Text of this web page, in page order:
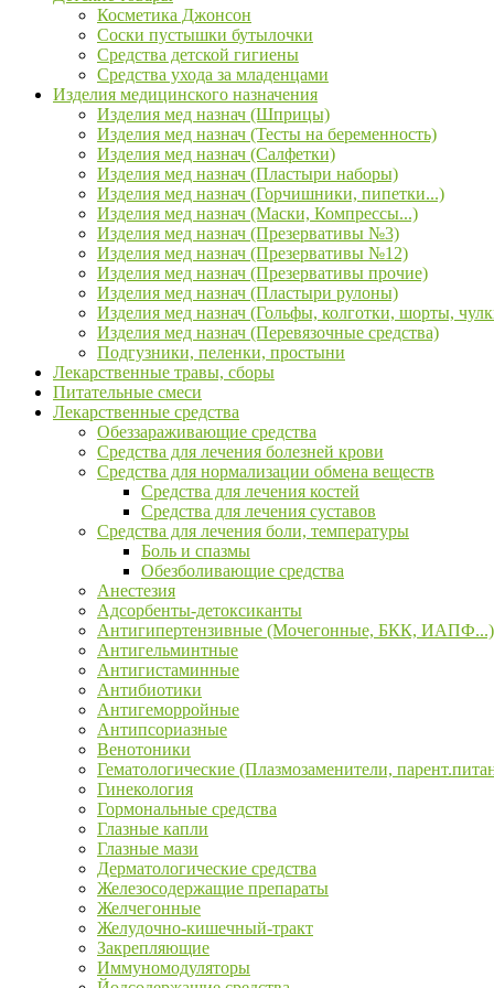
Косметика Джонсон
Соски пустышки бутылочки
Средства детской гигиены
Средства ухода за младенцами
Изделия медицинского назначения
Изделия мед назнач (Шприцы)
Изделия мед назнач (Тесты на беременность)
Изделия мед назнач (Салфетки)
Изделия мед назнач (Пластыри наборы)
Изделия мед назнач (Горчишники, пипетки...)
Изделия мед назнач (Маски, Компрессы...)
Изделия мед назнач (Презервативы №3)
Изделия мед назнач (Презервативы №12)
Изделия мед назнач (Презервативы прочие)
Изделия мед назнач (Пластыри рулоны)
Изделия мед назнач (Гольфы, колготки, шорты,
Изделия мед назнач (Перевязочные средства)
Подгузники, пеленки, простыни
Лекарственные травы, сборы
Питательные смеси
Лекарственные средства
Обеззараживающие средства
Средства для лечения болезней крови
Средства для нормализации обмена веществ
Средства для лечения костей
Средства для лечения суставов
Средства для лечения боли, температуры
Боль и спазмы
Обезболивающие средства
Анестезия
Адсорбенты-детоксиканты
Антигипертензивные (Мочегонные, БКК, ИАПФ...)
Антигельминтные
Антигистаминные
Антибиотики
Антигеморройные
Антипсориазные
Венотоники
Гематологические (Плазмозаменители,
Гинекология
Гормональные средства
Глазные капли
Глазные мази
Дерматологические средства
Железосодержащие препараты
Желчегонные
Желудочно-кишечный-тракт
Закрепляющие
Иммуномодуляторы